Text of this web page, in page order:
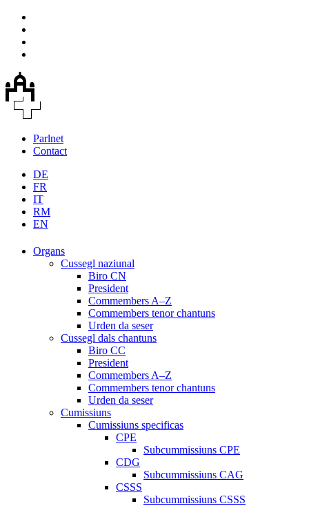
Parlnet
Contact
DE
FR
IT
RM
EN
Organs
Cussegl naziunal
Biro CN
President
Commembers A–Z
Commembers tenor chantuns
Urden da seser
Cussegl dals chantuns
Biro CC
President
Commembers A–Z
Commembers tenor chantuns
Urden da seser
Cumissiuns
Cumissiuns specificas
CPE
Subcummissiuns CPE
CDG
Subcummissiuns CAG
CSSS
Subcummissiuns CSSS